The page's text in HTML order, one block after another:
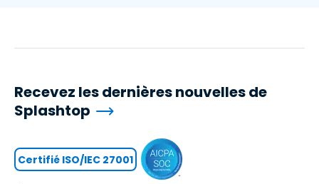
Recevez les dernières nouvelles de
Splashtop
Certifié ISO/IEC 27001